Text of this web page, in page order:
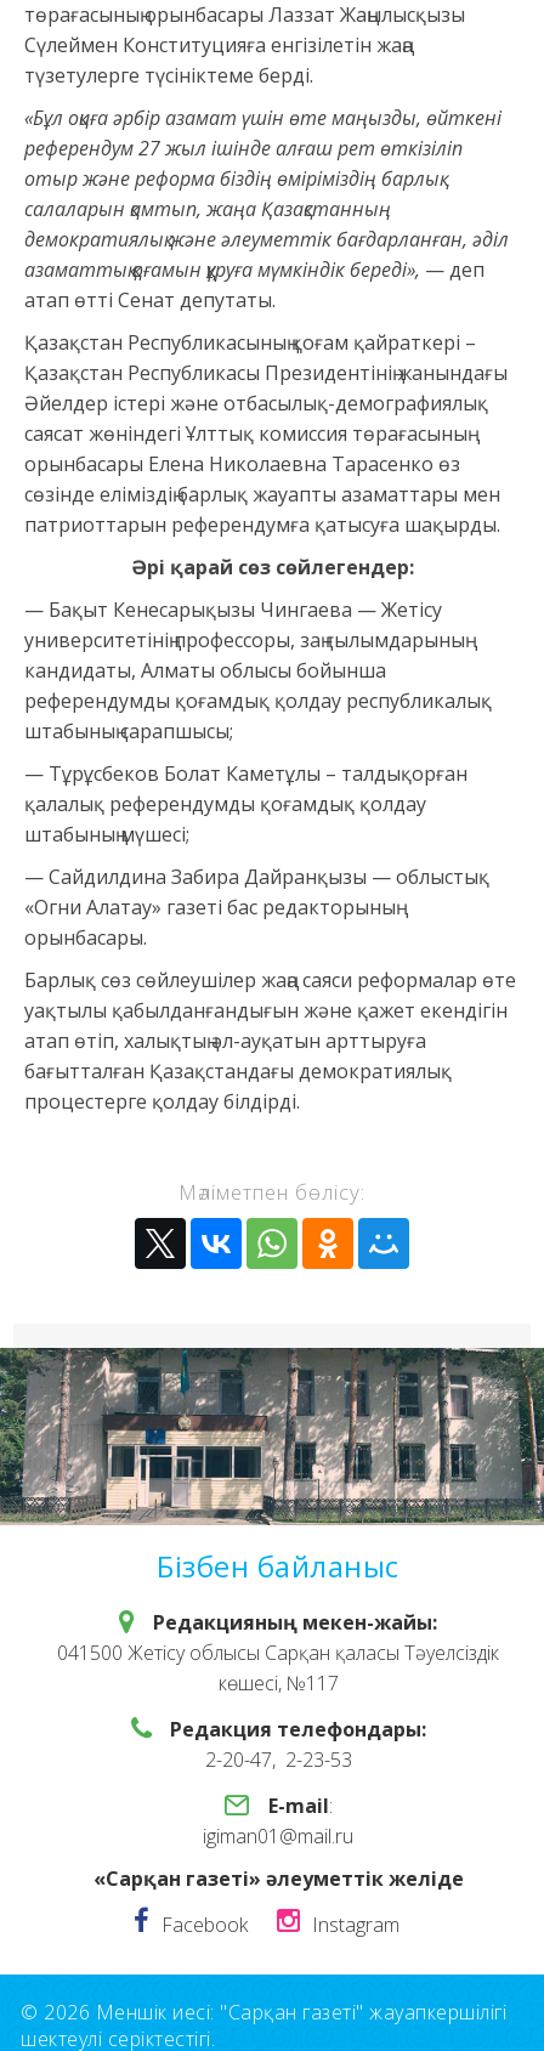
төрағасының орынбасары Лаззат Жаңылысқызы
Сүлеймен Конституцияға енгізілетін жаңа
түзетулерге түсініктеме берді.
«Бұл оқиға әрбір азамат үшін өте маңызды, өйткені
референдум 27 жыл ішінде алғаш рет өткізіліп
отыр және реформа біздің өміріміздің барлық
салаларын қамтып, жаңа Қазақстанның
демократиялық және әлеуметтік бағдарланған, әділ
азаматтық қоғамын құруға мүмкіндік береді», — деп
атап өтті Сенат депутаты.
Қазақстан Республикасының қоғам қайраткері –
Қазақстан Республикасы Президентінің жанындағы
Әйелдер істері және отбасылық-демографиялық
саясат жөніндегі Ұлттық комиссия төрағасының
орынбасары Елена Николаевна Тарасенко өз
сөзінде еліміздің барлық жауапты азаматтары мен
патриоттарын референдумға қатысуға шақырды.
Әрі қарай сөз сөйлегендер:
— Бақыт Кенесарықызы Чингаева — Жетісу
университетінің профессоры, заң ғылымдарының
кандидаты, Алматы облысы бойынша
референдумды қоғамдық қолдау республикалық
штабының сарапшысы;
— Тұрұсбеков Болат Каметұлы – талдықорған
қалалық референдумды қоғамдық қолдау
штабының мүшесі;
— Сайдилдина Забира Дайранқызы — облыстық
«Огни Алатау» газеті бас редакторының
орынбасары.
Барлық сөз сөйлеушілер жаңа саяси реформалар өте
уақтылы қабылданғандығын және қажет екендігін
атап өтіп, халықтың әл-ауқатын арттыруға
бағытталған Қазақстандағы демократиялық
процестерге қолдау білдірді.
Мәліметпен бөлісу:
Бізбен байланыс
Редакцияның мекен-жайы:
041500 Жетісу облысы Сарқан қаласы Тәуелсіздік
көшесі, №117
Редакция телефондары:
2-20-47, 2-23-53
E-mail:
igiman01@mail.ru
«Сарқан газеті» әлеуметтік желіде
Facebook
Instagram
© 2026 Меншік иесі: "Сарқан газеті" жауапкершілігі
шектеулі серіктестігі.